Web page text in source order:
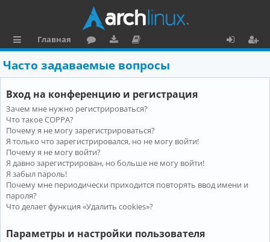
ы
л
к
и
Главная
ру
м
ру
зк
и
ку
м
е
н
та
ц
и
я
о
и
Часто задаваемые вопросы
Вход на конференцию и регистрация
Зачем мне нужно регистрироваться?
Что такое COPPA?
Почему я не могу зарегистрироваться?
Я только что зарегистрировался, но не могу войти!
Почему я не могу войти?
Я давно зарегистрирован, но больше не могу войти!
Я забыл пароль!
Почему мне периодически приходится повторять ввод имени и
пароля?
Что делает функция «Удалить cookies»?
Параметры и настройки пользователя